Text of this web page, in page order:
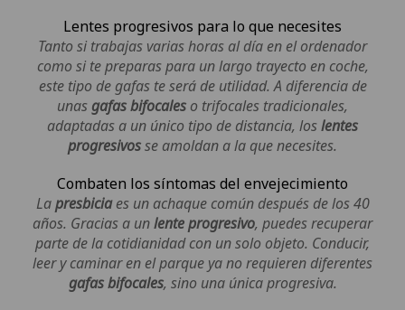
Lentes progresivos para lo que necesites
Tanto si trabajas varias horas al día en el ordenador
como si te preparas para un largo trayecto en coche,
este tipo de gafas te será de utilidad. A diferencia de
unas gafas bifocales o trifocales tradicionales,
adaptadas a un único tipo de distancia, loslentes
progresivosse amoldan a la que necesites.
Combaten los síntomas del envejecimiento
Lapresbiciaes un achaque común después de los 40
años. Gracias a unlente progresivo, puedes recuperar
parte de la cotidianidad con un solo objeto. Conducir,
leer y caminar en el parque ya no requieren diferentes
gafas bifocales, sino una única progresiva.